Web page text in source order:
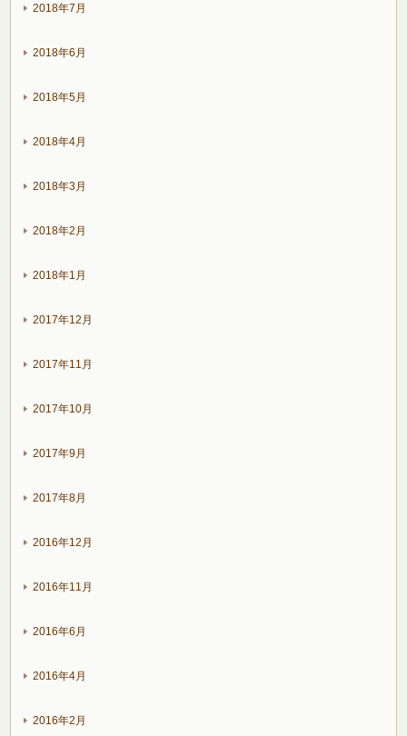
2018年7月
2018年6月
2018年5月
2018年4月
2018年3月
2018年2月
2018年1月
2017年12月
2017年11月
2017年10月
2017年9月
2017年8月
2016年12月
2016年11月
2016年6月
2016年4月
2016年2月